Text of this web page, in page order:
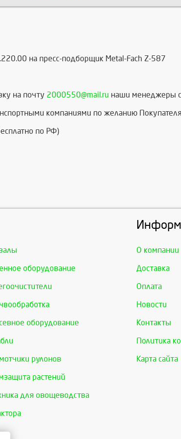
на пресс-подборщик Metal-Fach Z-587
на почту 2000550@mail.ru наши менеджеры
компаниями по желанию
по РФ)
оборудование
оборудование
рулонов
растений
для овощеводства
О компании
Доставка
Оплата
Новости
Контакты
Политика
Карта сайта